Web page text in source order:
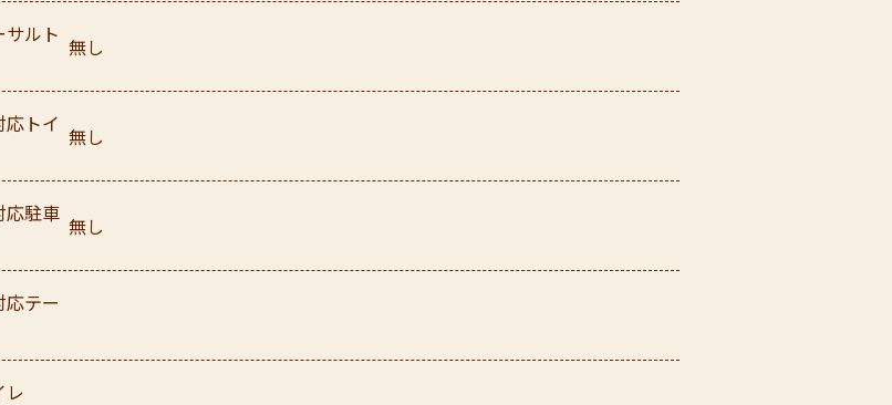
サルト
無し
応トイ
無し
応駐車
無し
応テー
レ